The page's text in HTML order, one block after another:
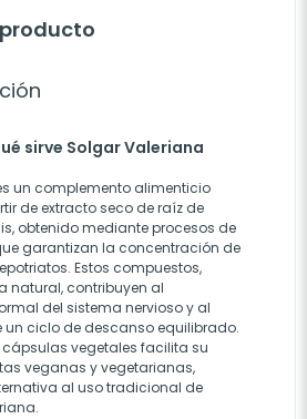
sirve Solgar Valeriana
un complemento alimenticio
de extracto seco de raíz de
obtenido mediante procesos de
garantizan la concentración de
Estos compuestos,
natural, contribuyen al
del sistema nervioso y al
ciclo de descanso equilibrado.
vegetales facilita su
veganas y vegetarianas,
al uso tradicional de